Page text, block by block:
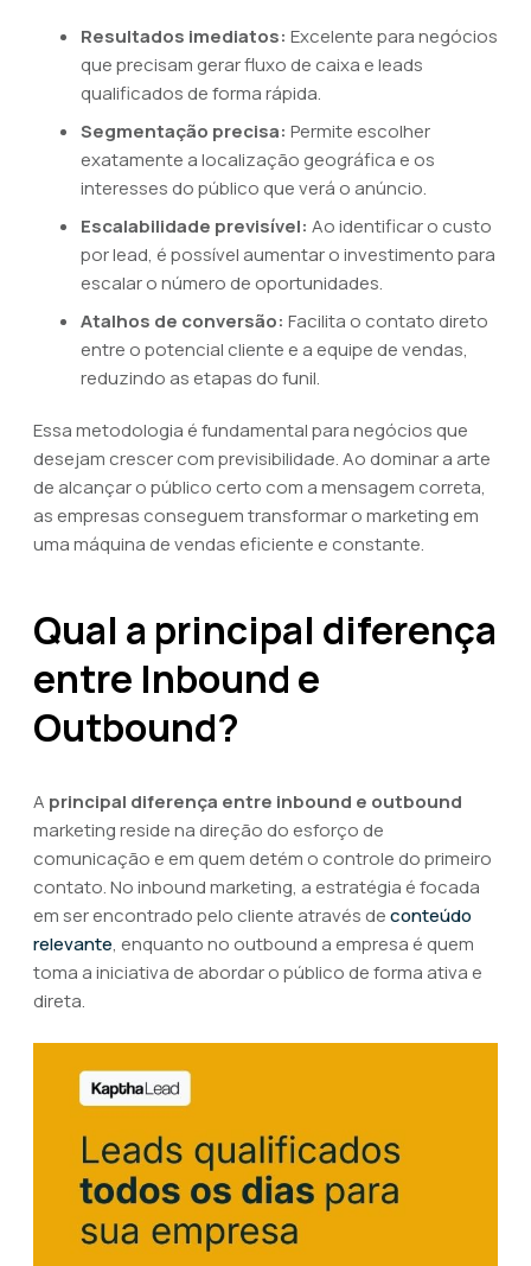
Resultados imediatos: Excelente para negócios
que precisam gerar fluxo de caixa e leads
qualificados de forma rápida.
Segmentação precisa: Permite escolher
exatamente a localização geográfica e os
interesses do público que verá o anúncio.
Escalabilidade previsível: Ao identificar o custo
por lead, é possível aumentar o investimento para
escalar o número de oportunidades.
Atalhos de conversão: Facilita o contato direto
entre o potencial cliente e a equipe de vendas,
reduzindo as etapas do funil.
Essa metodologia é fundamental para negócios que
desejam crescer com previsibilidade. Ao dominar a arte
de alcançar o público certo com a mensagem correta,
as empresas conseguem transformar o marketing em
uma máquina de vendas eficiente e constante.
Qual a principal diferença
entre Inbound e
Outbound?
A principal diferença entre inbound e outbound
marketing reside na direção do esforço de
comunicação e em quem detém o controle do primeiro
contato. No inbound marketing, a estratégia é focada
em ser encontrado pelo cliente através deconteúdo
relevante, enquanto no outbound a empresa é quem
toma a iniciativa de abordar o público de forma ativa e
direta.